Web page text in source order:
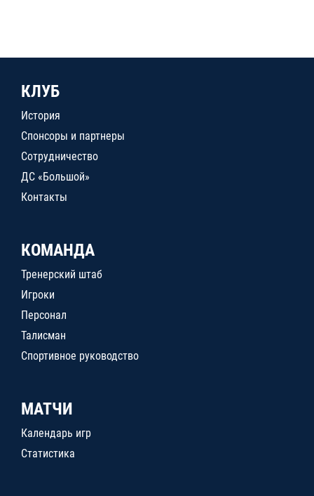
КЛУБ
История
Спонсоры и партнеры
Сотрудничество
ДС «Большой»
Контакты
КОМАНДА
Тренерский штаб
Игроки
Персонал
Талисман
Спортивное руководство
МАТЧИ
Календарь игр
Статистика